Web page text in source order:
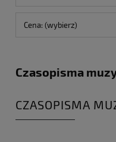
Cena: (wybierz)
Czasopisma
CZASOPISMA